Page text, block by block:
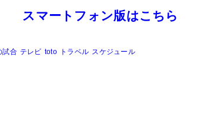
スマートフォン版はこちら
試合 テレビ toto トラベル スケジュール